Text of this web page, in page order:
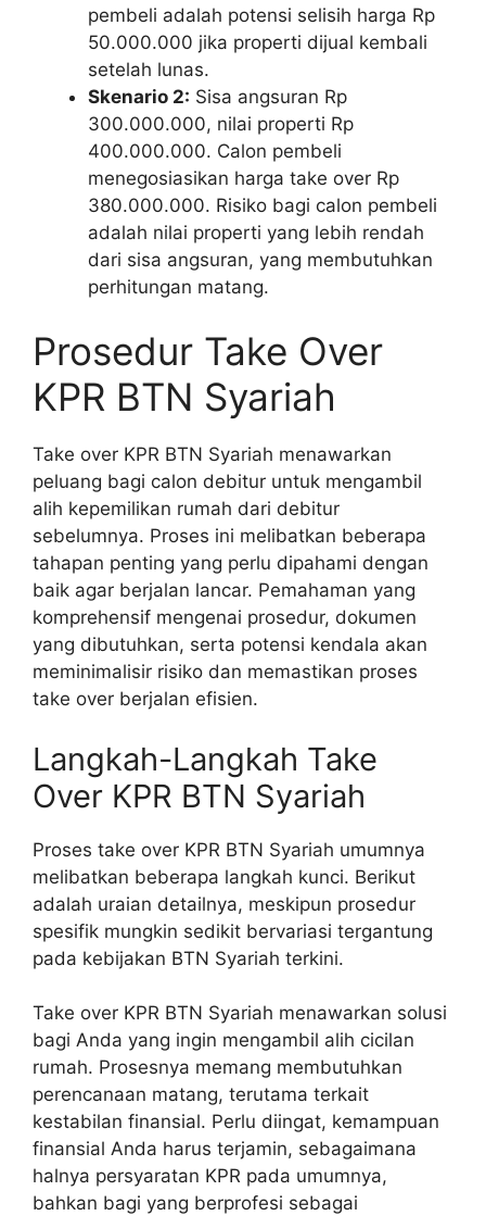
pembeli adalah potensi selisih harga Rp
50.000.000 jika properti dijual kembali
setelah lunas.
Skenario 2: Sisa angsuran Rp
300.000.000, nilai properti Rp
400.000.000. Calon pembeli
menegosiasikan harga take over Rp
380.000.000. Risiko bagi calon pembeli
adalah nilai properti yang lebih rendah
dari sisa angsuran, yang membutuhkan
perhitungan matang.
Prosedur Take Over
KPR BTN Syariah
Take over KPR BTN Syariah menawarkan
peluang bagi calon debitur untuk mengambil
alih kepemilikan rumah dari debitur
sebelumnya. Proses ini melibatkan beberapa
tahapan penting yang perlu dipahami dengan
baik agar berjalan lancar. Pemahaman yang
komprehensif mengenai prosedur, dokumen
yang dibutuhkan, serta potensi kendala akan
meminimalisir risiko dan memastikan proses
take over berjalan efisien.
Langkah-Langkah Take
Over KPR BTN Syariah
Proses take over KPR BTN Syariah umumnya
melibatkan beberapa langkah kunci. Berikut
adalah uraian detailnya, meskipun prosedur
spesifik mungkin sedikit bervariasi tergantung
pada kebijakan BTN Syariah terkini.
Take over KPR BTN Syariah menawarkan solusi
bagi Anda yang ingin mengambil alih cicilan
rumah. Prosesnya memang membutuhkan
perencanaan matang, terutama terkait
kestabilan finansial. Perlu diingat, kemampuan
finansial Anda harus terjamin, sebagaimana
halnya persyaratan KPR pada umumnya,
bahkan bagi yang berprofesi sebagai